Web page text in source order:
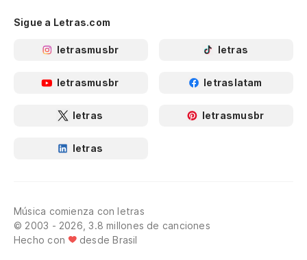
Sigue a Letras.com
letrasmusbr letras
letrasmusbr letraslatam
letras letrasmusbr
letras
Música comienza con letras
© 2003 - 2026, 3.8 millones de canciones
Hecho con
desde Brasil